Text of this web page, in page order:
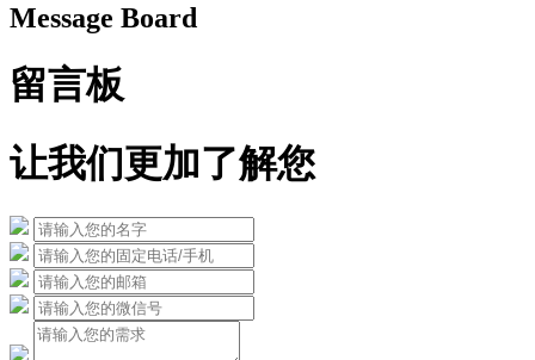
Message Board
留言板
让我们更加了解您